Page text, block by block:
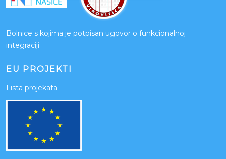
Bolnice s kojima je potpisan ugovor o funkcionalnoj
integraciji
EU PROJEKTI
Lista projekata